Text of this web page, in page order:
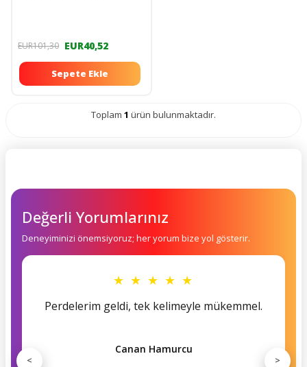
EUR101,30 EUR40,52
Sepete Ekle
Toplam 1 ürün bulunmaktadır.
Değerli Yorumlarınız
Deneyiminizi önemsiyoruz; her yorum bize yol gösterir.
★ ★ ★ ★ ★
Perdelerim geldi, tek kelimeyle mükemmel.
Canan Hamurcu
< >